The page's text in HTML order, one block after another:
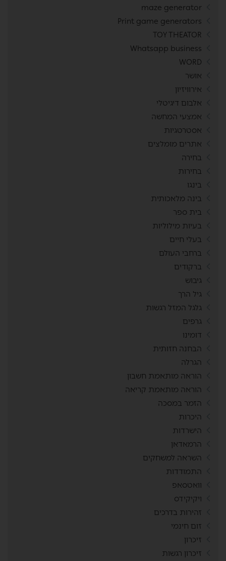
maze generator
Print game generators
TOY THEATOR
Whatsapp business
WORD
אושר
אירוויזיון
אלבום דיגיטלי
אמצעי המחשה
אסטרטגיות
אתרים מומלצים
בחירה
בחירות
בינגו
בינה מלאכותית
בית ספר
בעיות מילוליות
בעלי חיים
ברחבי העולם
ברקודים
גיבוש
גיל הרך
גלגל המזל רגשות
גרפים
דומינו
הבחנה חזותית
הגרלה
הוראה מותאמת חשבון
הוראה מותאמת קריאה
הזמר במסכה
היכרות
הישרדות
הרמאדאן
השראה למשחקים
התמודדות
וואטסאפ
ויקיקידס
זהירות בדרכים
זום חינמי
זיכרון
זיכרון רגשות